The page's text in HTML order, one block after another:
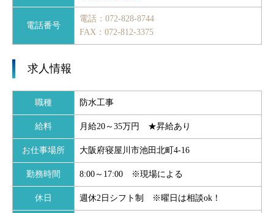
電話番号
電話：072-828-8744
FAX：072-812-3375
求人情報
職種 防水工事
給料 月給20～35万円 ★昇給あり
お仕事場所 大阪府寝屋川市池田北町4‐16
勤務時間 8:00～17:00 ※現場による
休日 週休2日シフト制 ※曜日は相談ok！